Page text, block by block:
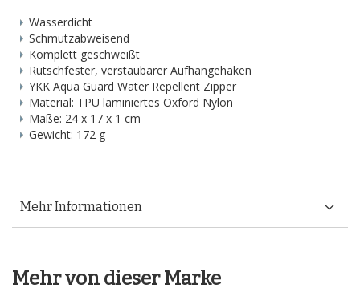
Wasserdicht
Schmutzabweisend
Komplett geschweißt
Rutschfester, verstaubarer Aufhängehaken
YKK Aqua Guard Water Repellent Zipper
Material: TPU laminiertes Oxford Nylon
Maße: 24 x 17 x 1 cm
Gewicht: 172 g
Mehr Informationen
Mehr von dieser Marke